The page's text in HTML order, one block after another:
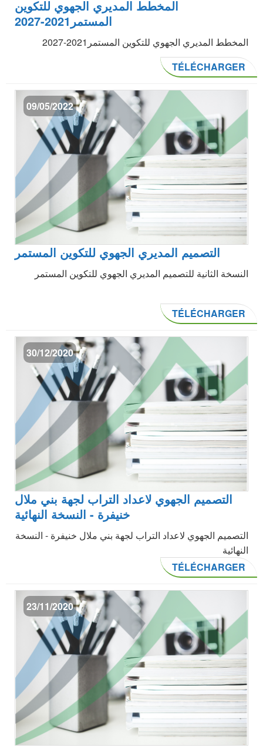
المخطط المديري الجهوي للتكوين
المستمر2021-2027
المخطط المديري الجهوي للتكوين المستمر2021-2027
TÉLÉCHARGER
09/05/2022
التصميم المديري الجهوي للتكوين المستمر
النسخة الثانية للتصميم المديري الجهوي للتكوين المستمر
TÉLÉCHARGER
30/12/2020
التصميم الجهوي لاعداد التراب لجهة بني ملال
خنيفرة - النسخة النهائية
التصميم الجهوي لاعداد التراب لجهة بني ملال خنيفرة - النسخة
النهائية
TÉLÉCHARGER
23/11/2020